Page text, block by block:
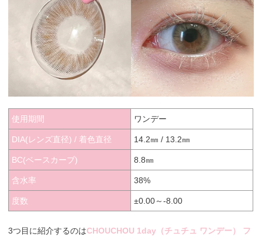
使用期間 ワンデー
DIA(レンズ直径) / 着色直径 14.2㎜ / 13.2㎜
BC(ベースカーブ) 8.8㎜
含水率 38%
度数 ±0.00～-8.00
3つ目に紹介するのはCHOUCHOU 1day（チュチュ ワンデー） フ